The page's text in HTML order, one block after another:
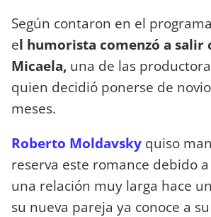
Según contaron en el
el humorista comenzó a salir
Micaela, una de las
quien decidió ponerse de
meses.
Roberto Moldavsky quiso
reserva este romance debido
una relación muy larga hace
su nueva pareja ya conoce a